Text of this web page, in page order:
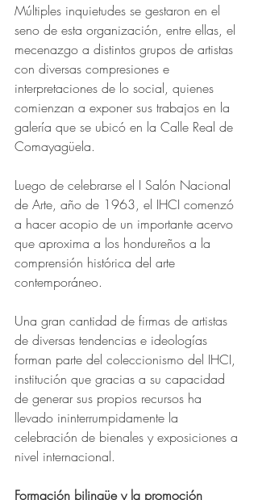
Múltiples inquietudes se gestaron en el
seno de esta organización, entre ellas, el
mecenazgo a distintos grupos de artistas
con diversas compresiones e
interpretaciones de lo social, quienes
comienzan a exponer sus trabajos en la
galería que se ubicó en la Calle Real de
Comayagüela.
Luego de celebrarse el I Salón Nacional
de Arte, año de 1963, el IHCI comenzó
a hacer acopio de un importante acervo
que aproxima a los hondureños a la
comprensión histórica del arte
contemporáneo.
Una gran cantidad de firmas de artistas
de diversas tendencias e ideologías
forman parte del coleccionismo del IHCI,
institución que gracias a su capacidad
de generar sus propios recursos ha
llevado ininterrumpidamente la
celebración de bienales y exposiciones a
nivel internacional.
Formación bilingüe y la promoción